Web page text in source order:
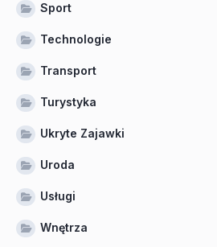
Sport
Technologie
Transport
Turystyka
Ukryte Zajawki
Uroda
Usługi
Wnętrza